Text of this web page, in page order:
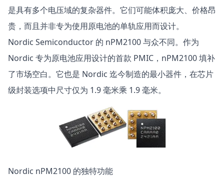
是具有多个电压域的复杂器件。它们可能体积庞大、价格昂
贵，而且并非专为使用原电池的单轨应用而设计。
Nordic Semiconductor 的 nPM2100与众不同。作为
Nordic 专为原电池应用设计的首款 PMIC，nPM2100 填补
了市场空白。它也是 Nordic 迄今制造的最小器件，在芯片
级封装选项中尺寸仅为 1.9 毫米乘 1.9 毫米。
Nordic nPM2100 的独特功能